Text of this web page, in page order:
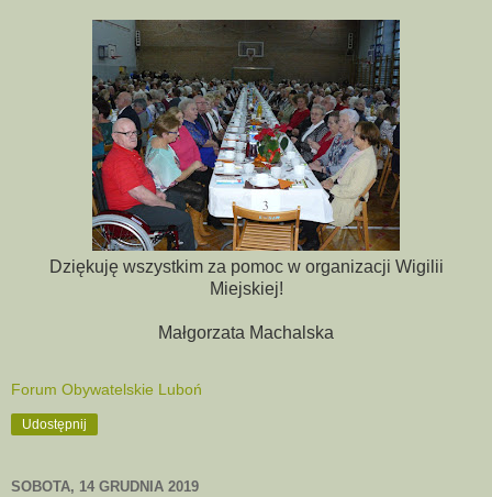
Dziękuję wszystkim za pomoc w organizacji Wigilii
Miejskiej!
Małgorzata Machalska
Forum Obywatelskie Luboń
Udostępnij
SOBOTA, 14 GRUDNIA 2019